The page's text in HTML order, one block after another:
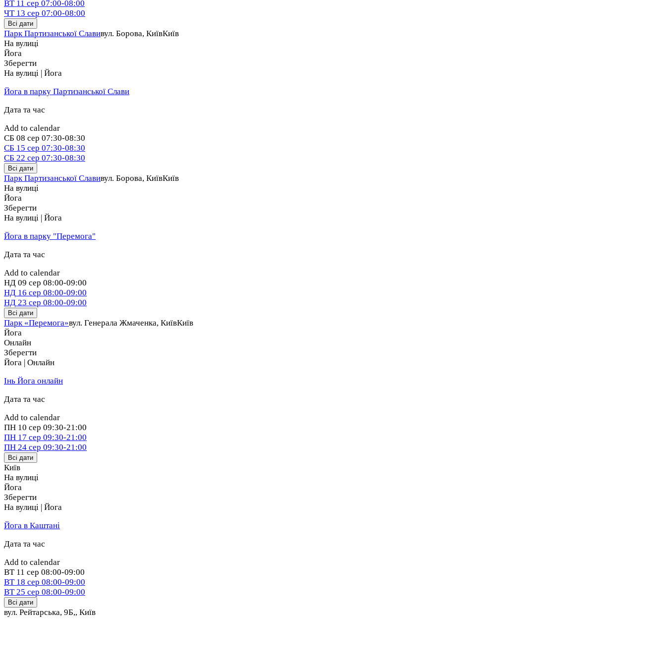
ВТ 11 сер 07:00-08:00
ЧТ 13 сер 07:00-08:00
Всі дати
Парк Партизанської Славивул. Борова, КиївКиїв
На вулиці
Йога
Зберегти
На вулиці | Йога
Йога в парку Партизанської Слави
Дата та час
Add to calendar
СБ 08 сер 07:30-08:30
СБ 15 сер 07:30-08:30
СБ 22 сер 07:30-08:30
Всі дати
Парк Партизанської Славивул. Борова, КиївКиїв
На вулиці
Йога
Зберегти
На вулиці | Йога
Йога в парку "Перемога"
Дата та час
Add to calendar
НД 09 сер 08:00-09:00
НД 16 сер 08:00-09:00
НД 23 сер 08:00-09:00
Всі дати
Парк «Перемога»вул. Генерала Жмаченка, КиївКиїв
Йога
Онлайн
Зберегти
Йога | Онлайн
Інь Йога онлайн
Дата та час
Add to calendar
ПН 10 сер 09:30-21:00
ПН 17 сер 09:30-21:00
ПН 24 сер 09:30-21:00
Всі дати
Київ
На вулиці
Йога
Зберегти
На вулиці | Йога
Йога в Каштані
Дата та час
Add to calendar
ВТ 11 сер 08:00-09:00
ВТ 18 сер 08:00-09:00
ВТ 25 сер 08:00-09:00
Всі дати
вул. Рейтарська, 9Б,, Київ